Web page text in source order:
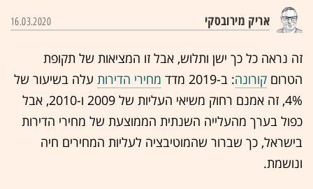
אריק מירובסקי 16.03.2020
זה נראה כל כך ישן ותלוש, אבל זו המציאות של תקופת
הטרום קורונה: ב-2019 מדד מחירי הדירות עלה בשיעור של
4%, זה אמנם רחוק משיאי העליות של 2009 ו-2010, אבל
כפול בערך מהעלייה השנתית הממוצעת של מחירי הדירות
בישראל, כך שברור שהמוטיבציה לעליות המחירים חיה
ונושמת.